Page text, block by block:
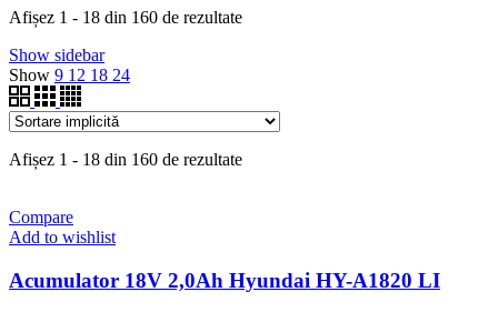
Afișez 1 - 18 din 160 de rezultate
Show sidebar
Show 9 12 18 24
Afișez 1 - 18 din 160 de rezultate
Compare
Add to wishlist
Acumulator 18V 2,0Ah Hyundai HY-A1820 LI